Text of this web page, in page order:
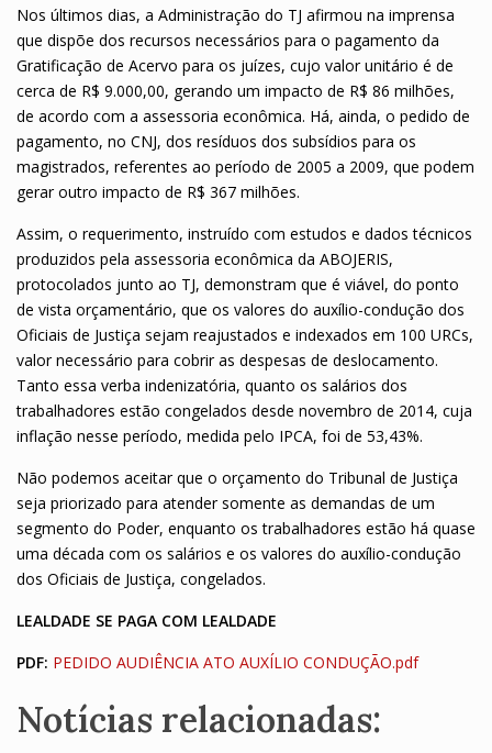
Nos últimos dias, a Administração do TJ afirmou na imprensa
que dispõe dos recursos necessários para o pagamento da
Gratificação de Acervo para os juízes, cujo valor unitário é de
cerca de R$ 9.000,00, gerando um impacto de R$ 86 milhões,
de acordo com a assessoria econômica. Há, ainda, o pedido de
pagamento, no CNJ, dos resíduos dos subsídios para os
magistrados, referentes ao período de 2005 a 2009, que podem
gerar outro impacto de R$ 367 milhões.
Assim, o requerimento, instruído com estudos e dados técnicos
produzidos pela assessoria econômica da ABOJERIS,
protocolados junto ao TJ, demonstram que é viável, do ponto
de vista orçamentário, que os valores do auxílio-condução dos
Oficiais de Justiça sejam reajustados e indexados em 100 URCs,
valor necessário para cobrir as despesas de deslocamento.
Tanto essa verba indenizatória, quanto os salários dos
trabalhadores estão congelados desde novembro de 2014, cuja
inflação nesse período, medida pelo IPCA, foi de 53,43%.
Não podemos aceitar que o orçamento do Tribunal de Justiça
seja priorizado para atender somente as demandas de um
segmento do Poder, enquanto os trabalhadores estão há quase
uma década com os salários e os valores do auxílio-condução
dos Oficiais de Justiça, congelados.
LEALDADE SE PAGA COM LEALDADE
PDF: PEDIDO AUDIÊNCIA ATO AUXÍLIO CONDUÇÃO.pdf
Notícias relacionadas: